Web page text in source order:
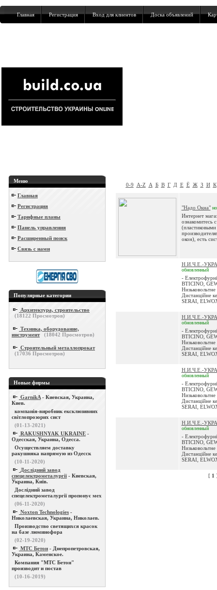
Главная Регистрация Вход для клиентов Доска объявлений
Меню
Главная
Регистрация
Тарифные планы
Панель управления
Расширенный поиск
Связь с нами
Популярные категории
Архитектура, строительство
(18122 Просмотров)
Техника, оборудование,
инструмент
(18042 Просмотров)
Строительный металлопрокат
(17036 Просмотров)
Новые фирмы
GarnikA - Киевская, Украина,
Киев.
компанія-виробник ексклюзивних
світлопрозорих сист
(01-13-2021)
RAKUSHNYAK UKRAINE -
Одесская, Украина, Одесса.
Осуществляем доставку
ракушняка напрямую из Одесск
(10-11-2020)
Дослідний завод
спецелектрометалургії - Киевская,
Украина, Київ.
Дослідний завод
спецелектрометалургії пропонує мех
(06-11-2020)
Noxton Technologies -
Николаевская, Украина, Николаев.
Производство светящихся красок
на базе люминофора
(02-19-2020)
МТС Бетон - Днепропетровская,
Украина, Каменское.
Компания "МТС Бетон"
производит и постав
(10-16-2019)
0-9 A-Z А Б В Г Д Е Ё Ж З И К
"Надо Окна"
Интернет
ознакомитесь
окон), есть
Н.И.Ч.Е.-
обновленный
-
BTICINO,
Дистанційне
SERAI,
Н.И.Ч.Е.-
обновленный
-
BTICINO,
Дистанційне
SERAI,
Н.И.Ч.Е.-
обновленный
-
BTICINO,
Дистанційне
SERAI,
Н.И.Ч.Е.-
обновленный
-
BTICINO,
Дистанційне
SERAI,
[ 1